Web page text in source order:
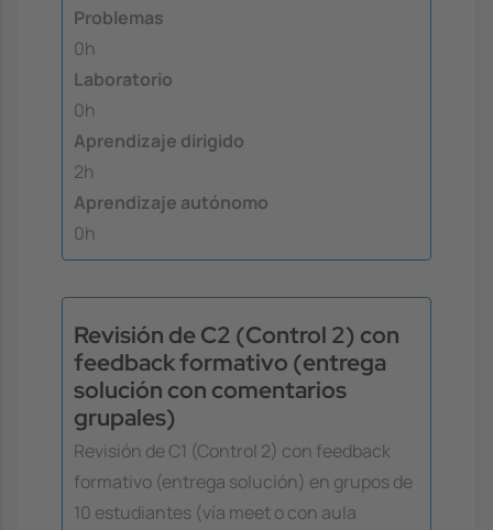
Problemas
0h
Laboratorio
0h
Aprendizaje dirigido
2h
Aprendizaje autónomo
0h
Revisión de C2 (Control 2) con
feedback formativo (entrega
solución con comentarios
grupales)
Revisión de C1 (Control 2) con feedback
formativo (entrega solución) en grupos de
10 estudiantes (vía meet o con aula